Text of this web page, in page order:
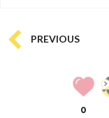
PREVIOUS
0